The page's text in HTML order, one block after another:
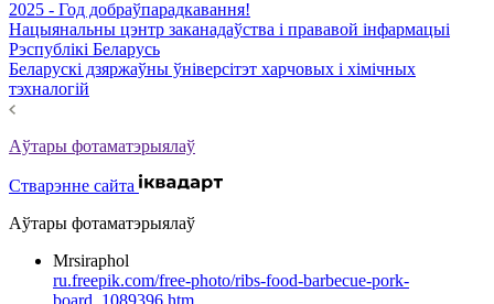
2025 - Год добраўпарадкавання!
Нацыянальны цэнтр заканадаўства і прававой інфармацыі
Рэспублікі Беларусь
Беларускі дзяржаўны ўніверсітэт харчовых і хімічных
тэхналогій
Аўтары фотаматэрыялаў
Стварэнне сайта
Аўтары фотаматэрыялаў
Mrsiraphol
ru.freepik.com/free-photo/ribs-food-barbecue-pork-
board_1089396.htm